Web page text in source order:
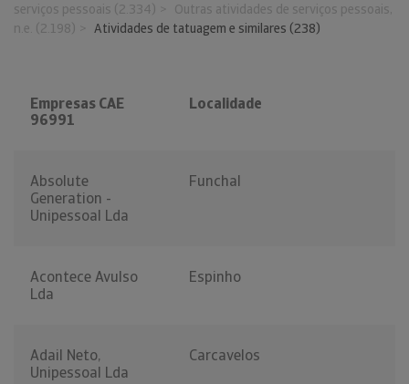
serviços pessoais (2.334)
Outras atividades de serviços pessoais,
n.e. (2.198)
Atividades de tatuagem e similares (238)
Empresas CAE
96991
Localidade
Absolute
Generation -
Unipessoal Lda
Funchal
Acontece Avulso
Lda
Espinho
Adail Neto,
Unipessoal Lda
Carcavelos